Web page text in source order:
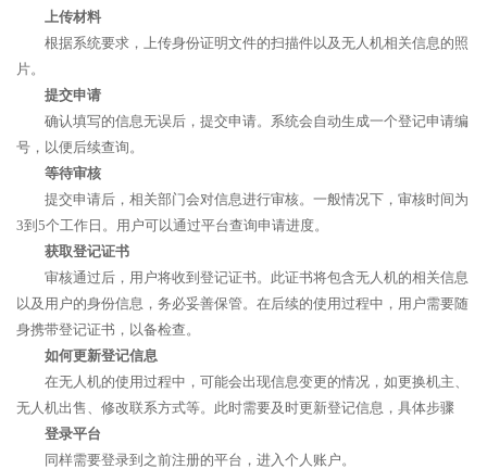
上传材料
根据系统要求，上传身份证明文件的扫描件以及无人机相关信息的照
片。
提交申请
确认填写的信息无误后，提交申请。系统会自动生成一个登记申请编
号，以便后续查询。
等待审核
提交申请后，相关部门会对信息进行审核。一般情况下，审核时间为
3到5个工作日。用户可以通过平台查询申请进度。
获取登记证书
审核通过后，用户将收到登记证书。此证书将包含无人机的相关信息
以及用户的身份信息，务必妥善保管。在后续的使用过程中，用户需要随
身携带登记证书，以备检查。
如何更新登记信息
在无人机的使用过程中，可能会出现信息变更的情况，如更换机主、
无人机出售、修改联系方式等。此时需要及时更新登记信息，具体步骤
登录平台
同样需要登录到之前注册的平台，进入个人账户。